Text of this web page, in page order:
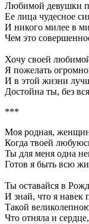
Любимой девушки
Ее лица чудесное
И никого милее в
Чем это
Хочу своей
Я пожелать
И в этой жизни
Достойна ты, без
***
Моя родная,
Когда твоей
Ты для меня одна
Готов я быть всю
Ты оставайся в
И знай, что я навек
Такой
Что отняла и